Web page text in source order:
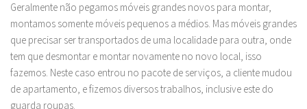
Geralmente não pegamos móveis grandes novos para montar,
montamos somente móveis pequenos a médios. Mas móveis grandes
que precisar ser transportados de uma localidade para outra, onde
tem que desmontar e montar novamente no novo local, isso
fazemos. Neste caso entrou no pacote de serviços, a cliente mudou
de apartamento, e fizemos diversos trabalhos, inclusive este do
guarda roupas.